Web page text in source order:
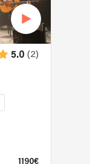
5.0 (2)
1190€